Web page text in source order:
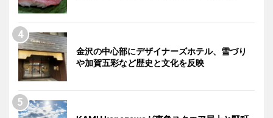
金沢の中心部にデザイナーズホテル、雪づり
や加賀五彩など歴史と文化を反映